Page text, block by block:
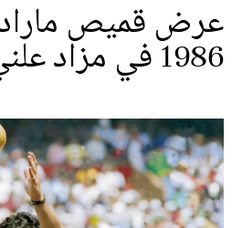
عرض قميص
1986 في مزاد علني بنيويورك